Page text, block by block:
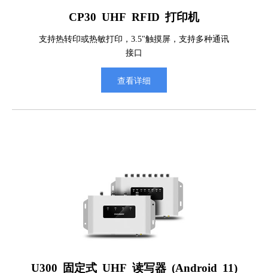
CP30 UHF RFID 打印机
支持热转印或热敏打印，3.5"触摸屏，支持多种通讯
接口
查看详细
U300 固定式 UHF 读写器 (Android 11)